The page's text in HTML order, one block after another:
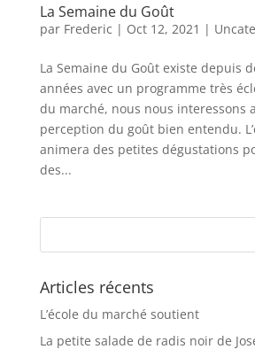
La Semaine du Goût
par Frederic | Oct 12, 2021 |
La Semaine du Goût existe depuis
années avec un programme très
du marché, nous nous interessons
perception du goût bien entendu.
animera des petites dégustations
des...
Articles récents
L’école du marché soutient
La petite salade de radis noir de